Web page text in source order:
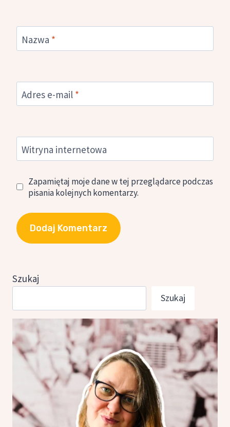
Nazwa *
Adres e-mail *
Witryna internetowa
Zapamiętaj moje dane w tej przeglądarce podczas
pisania kolejnych komentarzy.
Szukaj
Szukaj